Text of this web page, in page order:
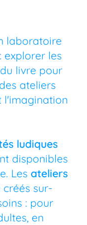
laboratoire
explorer les
livre pour
ateliers
l'imagination
ludiques
disponibles
Les ateliers
sur-
: pour
en